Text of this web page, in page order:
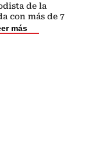
de la
con más de 7
más